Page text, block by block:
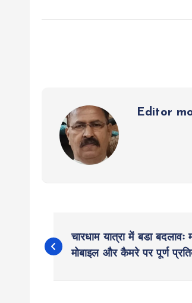
at ce
k
tt se e
Editor
o
चारधाम यात्रा में बडा बदलावः
मोबाइल और कैमरे पर पूर्ण